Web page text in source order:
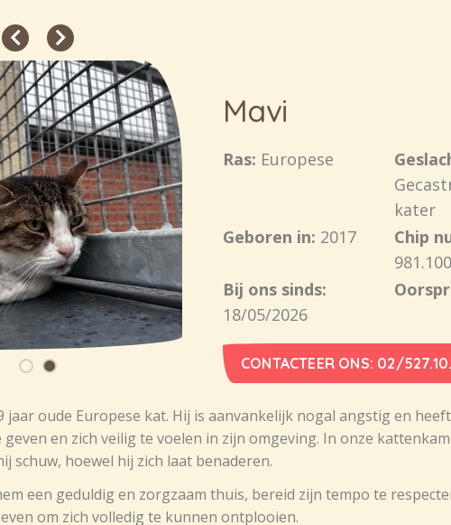
Mavi
Ras: Europese
kater
Geboren in: 2017
Chip
Bij ons sinds:
18/05/2026
CONTACTEER ONS: 02/
jaar oude Europese kat. Hij is aanvankelijk nogal angstig en
en zich veilig te voelen in zijn omgeving. In onze
schuw, hoewel hij zich laat benaderen.
een geduldig en zorgzaam thuis, bereid zijn tempo te
om zich volledig te kunnen ontplooien.